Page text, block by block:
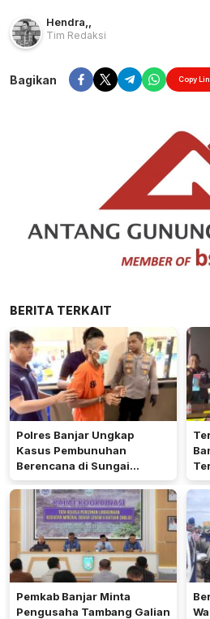
Hendra
Tim Redaksi
Bagikan Copy
BERITA TERKAIT
Polres Banjar Ungkap
Kasus Pembunuhan
Berencana di Sungai
Pinang
Pemkab Banjar Minta
Pengusaha Tambang Galian